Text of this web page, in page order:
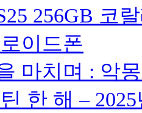
256GB 코
이드폰
마치며 : 악
한 해 –